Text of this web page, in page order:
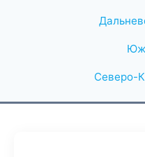
Северо-